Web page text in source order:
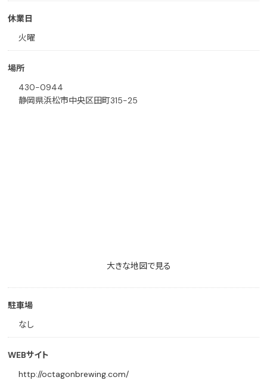
休業日
火曜
場所
430-0944
静岡県浜松市中央区田町315-25
大きな地図で見る
駐車場
なし
WEBサイト
http://octagonbrewing.com/